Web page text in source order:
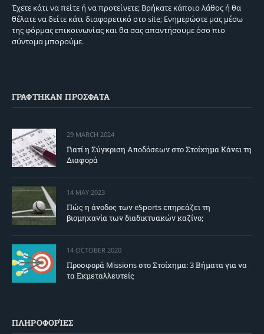
Έχετε κάτι να πείτε ή να προτείνετε; Βρήκατε κάποιο λάθος ή θα
θέλατε να δείτε κάτι διαφορετικό στο site; Ενημερώστε μας μέσω
της φόρμας επικοινωνίας και θα σας απαντήσουμε όσο πιο
σύντομα μπορούμε.
ΓΡΑΦΤΗΚΑΝ ΠΡΟΣΦΑΤΑ
29 MARCH 2024
Γιατί η Σύγκριση Αποδόσεων στο Στοίχημα Κάνει τη
Διαφορά
14 MAY 2023
Πώς η άνοδος των eSports επηρεάζει τη
βιομηχανία των διαδικτυακών καζίνο;
14 OCTOBER 2020
Προσφορά Missions στο Στοίχημα: 3 Βήματα για να
τα Εκμεταλλευτείς
ΠΛΗΡΟΦΟΡΊΕΣ